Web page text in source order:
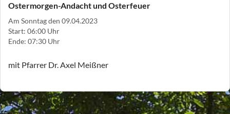
Ostermorgen-Andacht und Osterfeuer
Am Sonntag den 09.04.2023
Start: 06:00 Uhr
Ende: 07:30 Uhr
mit Pfarrer Dr. Axel Meißner